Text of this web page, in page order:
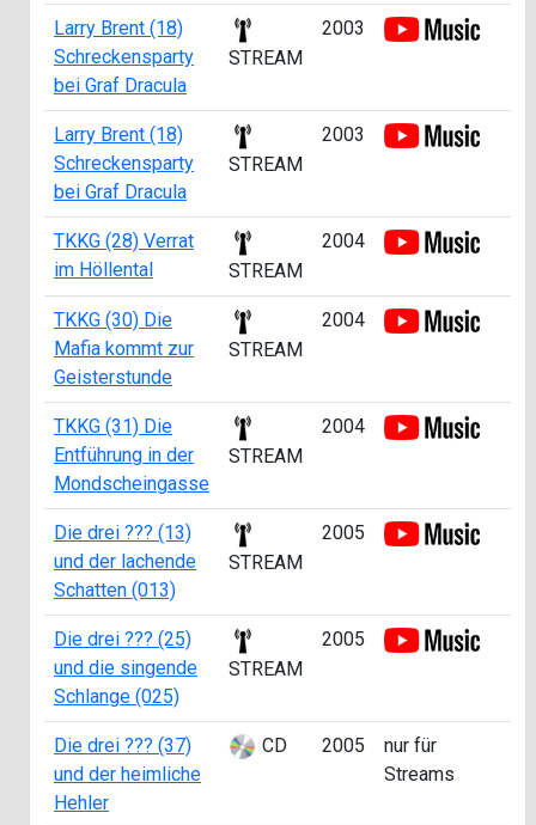
Larry Brent (18)
Schreckensparty
bei Graf Dracula
STREAM
2003
Larry Brent (18)
Schreckensparty
bei Graf Dracula
STREAM
2003
TKKG (28) Verrat
im Höllental
STREAM
2004
TKKG (30) Die
Mafia kommt zur
Geisterstunde
STREAM
2004
TKKG (31) Die
Entführung in der
Mondscheingasse
STREAM
2004
Die drei ??? (13)
und der lachende
Schatten (013)
STREAM
2005
Die drei ??? (25)
und die singende
Schlange (025)
STREAM
2005
Die drei ??? (37)
und der heimliche
Hehler
CD 2005
nur für
Streams